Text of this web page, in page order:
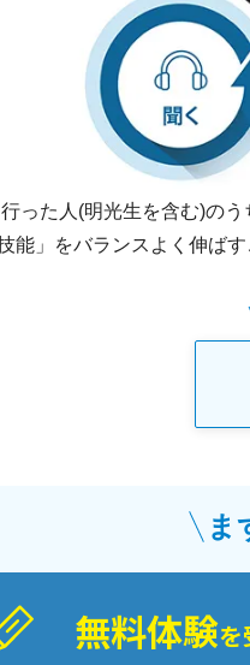
った人(明光生を含む)のう
」をバランスよく伸ばす
ま
無料体験を